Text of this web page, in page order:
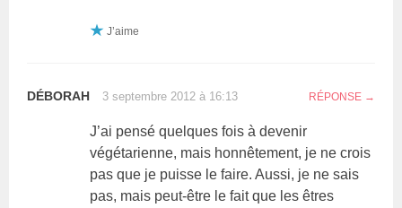
J’aime
DÉBORAH 3 septembre 2012 à 16:13 RÉPONSE
J’ai pensé quelques fois à devenir
végétarienne, mais honnêtement, je ne crois
pas que je puisse le faire. Aussi, je ne sais
pas, mais peut-être le fait que les êtres